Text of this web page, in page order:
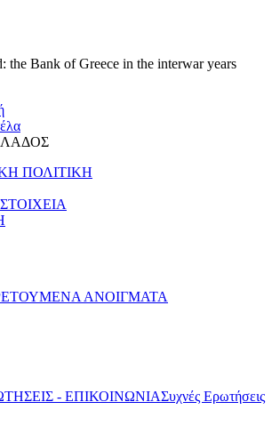
the Bank of Greece in the interwar years
ΠΟΛΙΤΙΚΗ
ΑΝΟΙΓΜΑΤΑ
- ΕΠΙΚΟΙΝΩΝΙΑΣυχνές Ερωτήσεις